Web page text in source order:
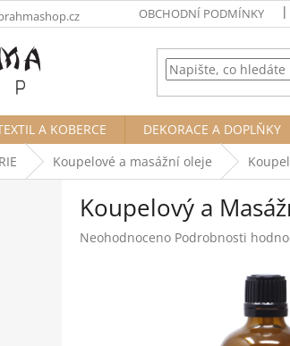
OBCHODNÍ PODMÍNKY
A KOBERCE DEKORACE A DOPLŇKY
Koupelové a masážní oleje
Koupelový a
Průměrné
Neohodnoceno Podrobnosti